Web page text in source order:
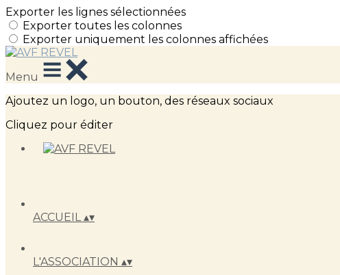
Exporter les lignes sélectionnées
Exporter toutes les colonnes
Exporter uniquement les colonnes affichées
Menu
Ajoutez un logo, un bouton, des réseaux sociaux
Cliquez pour éditer
ACCUEIL▴▾
L'ASSOCIATION ▴▾